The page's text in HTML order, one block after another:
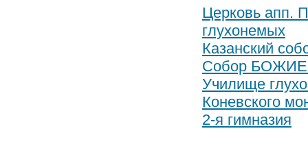
Церковь апп.
глухонемых
Казанский
Собор
Училище
Коневского
2-я гимназия